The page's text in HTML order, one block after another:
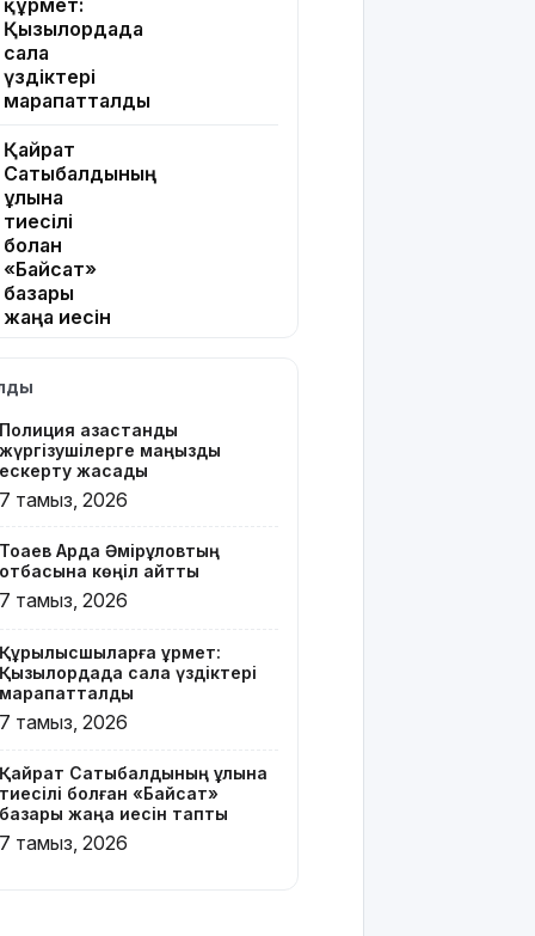
құрмет:
Қызылордада
сала
үздіктері
марапатталды
Қайрат
Сатыбалдының
ұлына
тиесілі
болған
«Байсат»
базары
жаңа иесін
Қарағандада
бар жейде
киген
жолаушы
қызу
түсті
Президент
Қазақстан
облысының
90
жылдығымен
Телефон
алаяқтығының
жаңа түрі
Полиция қазақстандық
жүргізушілерге маңызды
ескерту жасады
7 тамыз, 2026
Тоқаев Ардақ Әмірқұловтың
отбасына көңіл айтты
7 тамыз, 2026
Құрылысшыларға құрмет:
Қызылордада сала үздіктері
марапатталды
7 тамыз, 2026
Қайрат Сатыбалдының ұлына
тиесілі болған «Байсат»
базары жаңа иесін тапты
7 тамыз, 2026